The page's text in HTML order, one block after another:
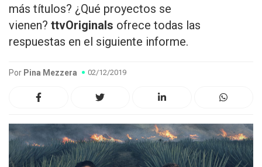
más títulos? ¿Qué proyectos se
vienen? ttvOriginals ofrece todas las
respuestas en el siguiente informe.
Por Pina Mezzera 02/12/2019